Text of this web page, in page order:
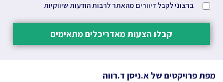
ברצוני לקבל דיוורים מהאתר לרבות הודעות שיווקיות
קבלו הצעות מאדריכלים מתאימים
מפת פרויקטים של א.ניסן ד.רווה